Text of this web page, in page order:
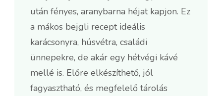
után fényes, aranybarna héjat kapjon. Ez
a mákos bejgli recept ideális
karácsonyra, húsvétra, családi
ünnepekre, de akár egy hétvégi kávé
mellé is. Előre elkészíthető, jól
fagyasztható, és megfelelő tárolás